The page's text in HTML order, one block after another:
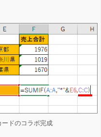
やまの
ドのコラボ完成